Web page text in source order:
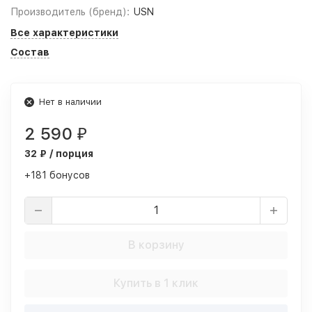
Производитель (бренд): USN
Все характеристики
Состав
Нет в наличии
2 590 ₽
32 ₽ / порция
+181 бонусов
В корзину
Купить в 1 клик